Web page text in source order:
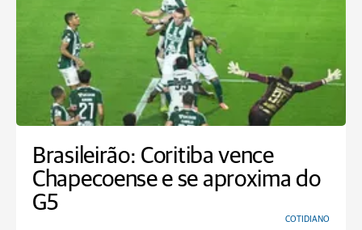
Brasileirão: Coritiba vence
Chapecoense e se aproxima do
G5
COTIDIANO